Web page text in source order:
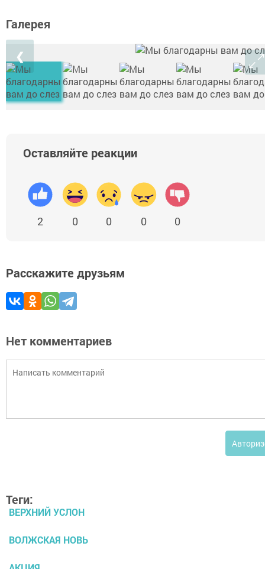
Галерея
❮
Оставляйте реакции
2 0 0 0 0
Расскажите друзьям
Нет комментариев
Теги:
ВЕРХНИЙ УСЛОН
ВОЛЖСКАЯ НОВЬ